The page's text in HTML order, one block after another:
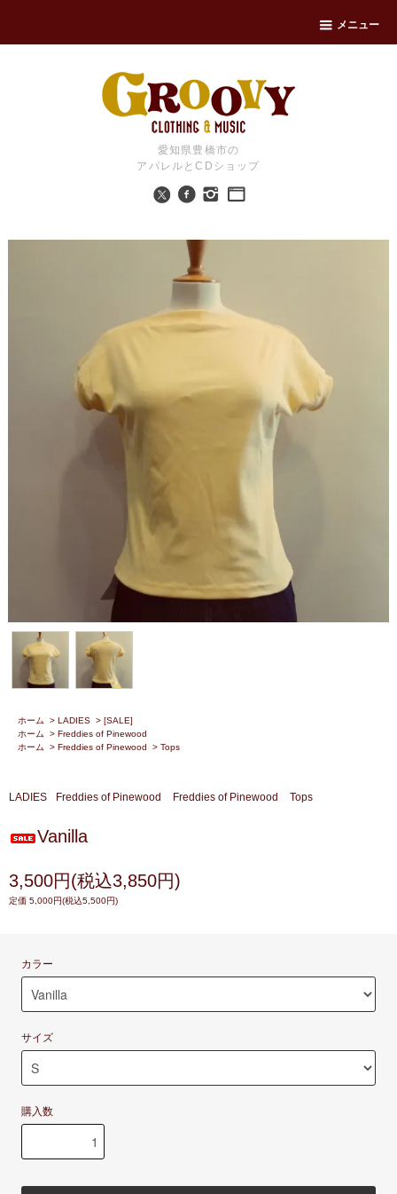
メニュー
愛知県豊橋市の
アパレルとCDショップ
ホーム > LADIES > [SALE]
ホーム
> Freddies of Pinewood
ホーム
> Freddies of Pinewood > Tops
LADIES Freddies of Pinewood Freddies of Pinewood Tops
Vanilla
3,500円(税込3,850円)
定価 5,000円(税込5,500円)
カラー
サイズ
購入数